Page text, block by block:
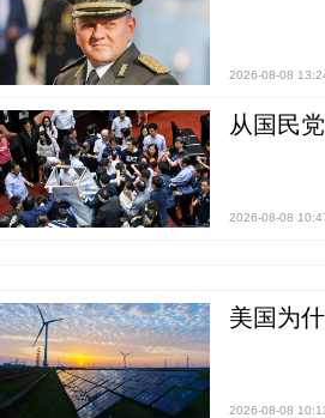
2026-08-08
从国民
2026-08-08
美国为
2026-08-08